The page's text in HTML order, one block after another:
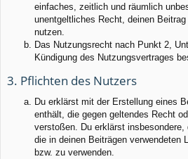
einfaches, zeitlich und räumlich
unentgeltliches Recht, deinen
nutzen.
Das Nutzungsrecht nach Punkt 2,
Kündigung des Nutzungsvertrages
3. Pflichten des Nutzers
Du erklärst mit der Erstellung eines
enthält, die gegen geltendes Recht
verstoßen. Du erklärst
die in deinen Beiträgen verwendeten
bzw. zu verwenden.